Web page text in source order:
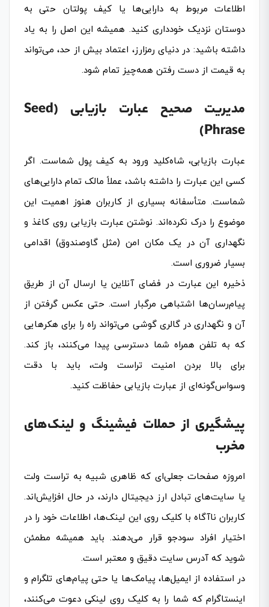
اطلاعات مربوط به دارایی‌ها یا کیف پولتان حتی به
دوستان نزدیک خودداری کنید. همیشه این اصل را به یاد
داشته باشید: در دنیای رمزارز، اعتماد بیش از حد، می‌تواند
به قیمت از دست رفتن همه‌چیز تمام شود.
مدیریت صحیح عبارت بازیابی (Seed
Phrase)
عبارت بازیابی، شاه‌کلید ورود به کیف پول شماست. اگر
کسی این عبارت را داشته باشد، عملاً مالک تمام دارایی‌های
شماست. متأسفانه بسیاری از کاربران هنوز اهمیت این
موضوع را درک نکرده‌اند. نوشتن عبارت بازیابی روی کاغذ و
نگهداری آن در یک مکان امن (مثل گاوصندوق) اقدامی
بسیار ضروری است.
ذخیره این عبارت در فضای آنلاین یا ارسال آن از طریق
پیام‌رسان‌ها اشتباهی مرگبار است. حتی عکس گرفتن از
آن و نگهداری در گالری گوشی می‌تواند راه را برای هکرهایی
که به تلفن همراه شما دسترسی پیدا می‌کنند، باز کند.
برای بالا بردن امنیت تراست ولت، باید با دقت
وسواس‌گونه‌ای از عبارت بازیابی حفاظت کنید.
پیشگیری از حملات فیشینگ و لینک‌های
مخرب
امروزه صفحات جعلی‌ای که ظاهری شبیه به تراست ولت
یا سایت‌های تبادل ارز دیجیتال دارند، در حال افزایش‌اند.
کاربران ناآگاه با کلیک روی این لینک‌ها، اطلاعات خود را در
اختیار افراد سودجو قرار می‌دهند. باید همیشه مطمئن
شوید که آدرس سایت دقیق و معتبر است.
در استفاده از ایمیل‌ها، پیامک‌ها یا حتی پیام‌های تلگرام و
اینستاگرام که شما را به کلیک روی لینکی دعوت می‌کنند،